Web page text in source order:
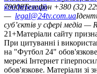
конференцій
79008Телефон +380 (32)
— legal@24tv.com.ua
суб’єктів у сфері медіа —
21+Матеріали сайту
При цитуванні і
на "Футбол 24"
мережі Інтернет
обов'язкове. Матеріали зі